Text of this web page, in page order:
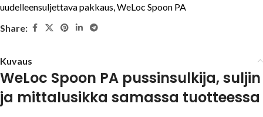
uudelleensuljettava pakkaus,WeLoc Spoon PA
Share:
Kuvaus
WeLoc Spoon PA pussinsulkija, suljin
ja mittalusikka samassa tuotteessa